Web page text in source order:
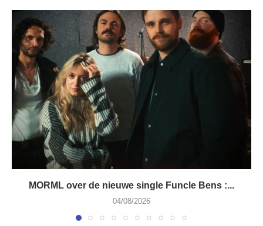
MORML over de nieuwe single Funcle Bens :...
04/08/2026